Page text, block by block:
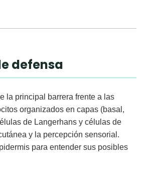
defensa
la principal barrera frente a las
organizados en capas (basal,
de Langerhans y células de
y la percepción sensorial.
para entender sus posibles